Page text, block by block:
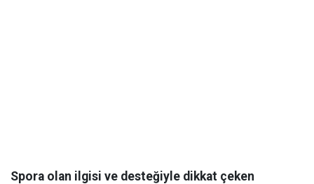
Spora olan ilgisi ve desteğiyle dikkat çeken